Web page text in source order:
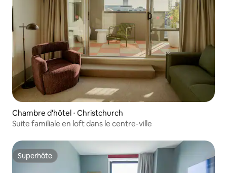
Chambre d'hôtel ⋅ Christchurch
Suite familiale en loft dans le centre-ville
Superhôte
Superhôte